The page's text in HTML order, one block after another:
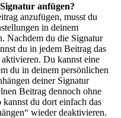
anfügen?
anzufügen, musst du
in deinem
Nachdem du die Signatur
du in jedem Beitrag das
Du kannst eine
du in deinem persönlichen
deiner Signatur
Beitrag dennoch ohne
kannst du dort einfach das
wieder deaktivieren.